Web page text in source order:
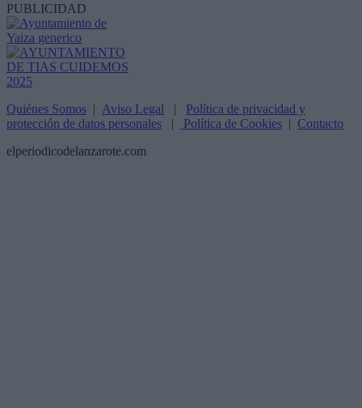
PUBLICIDAD
Quiénes Somos | Aviso Legal | Política de privacidad y
protección de datos personales | Política de Cookies | Contacto
elperiodicodelanzarote.com